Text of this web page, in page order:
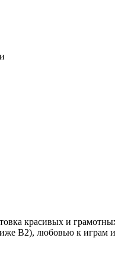
красивых и
B2), любовью к играм